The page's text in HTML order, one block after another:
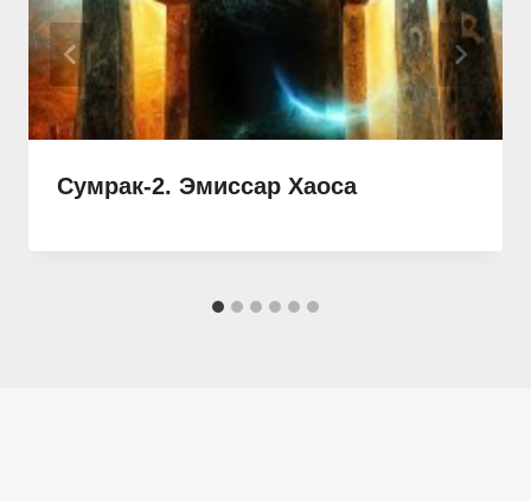
Сумрак-2. Эмиссар Хаоса